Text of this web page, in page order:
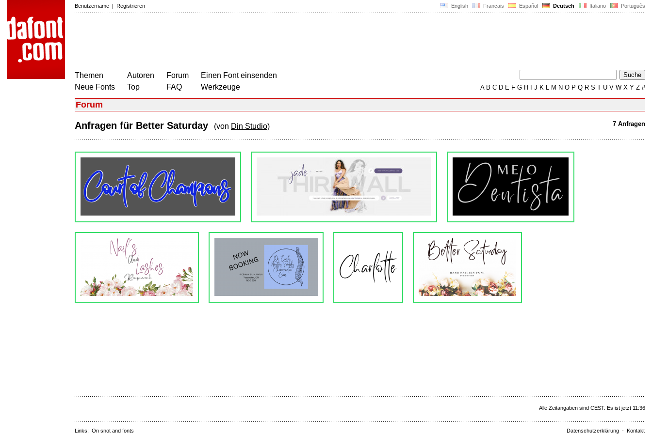
English Français Español Deutsch Italiano Português
Benutzername | Registrieren
Themen
Neue Fonts
Autoren
Top
Forum
FAQ
Einen Font einsenden
Werkzeuge
AB C D E F G H J K L M N O P Q R S T U V W X Y Z #
Forum
7 Anfragen
Anfragen für Better Saturday (von Din Studio)
Alle Zeitangaben sind CEST. Es ist jetzt 11:36
Datenschutzerklärung - Kontakt
Links: On snot and fonts